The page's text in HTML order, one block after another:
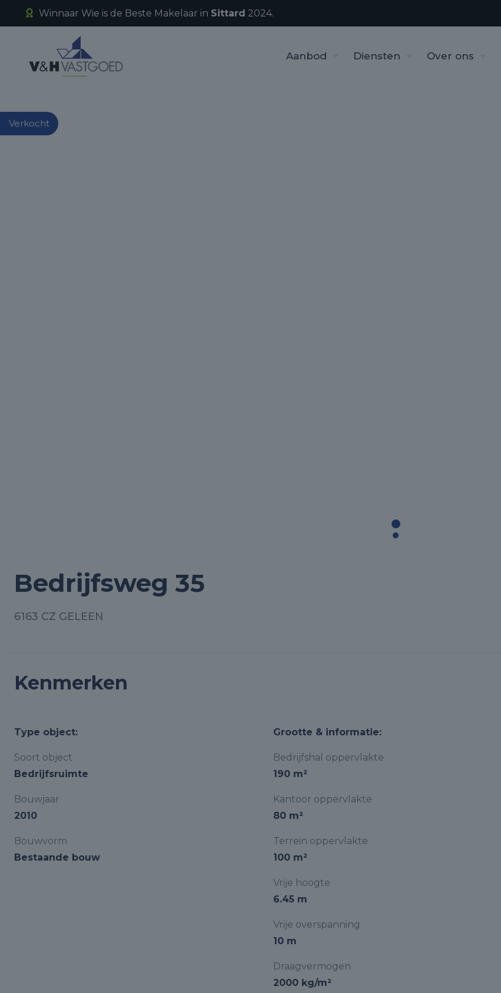
Winnaar Wie is de Beste Makelaar in Sittard 2024.
Aanbod Diensten Over ons
Verkocht
Bedrijfsweg 35
6163 CZ GELEEN
Kenmerken
Type object:
Soort object
Bedrijfsruimte
Bouwjaar
2010
Bouwvorm
Bestaande bouw
Grootte & informatie:
Bedrijfshal oppervlakte
190 m²
Kantoor oppervlakte
80 m²
Terrein oppervlakte
100 m²
Vrije hoogte
6.45 m
Vrije overspanning
10 m
Draagvermogen
2000 kg/m²